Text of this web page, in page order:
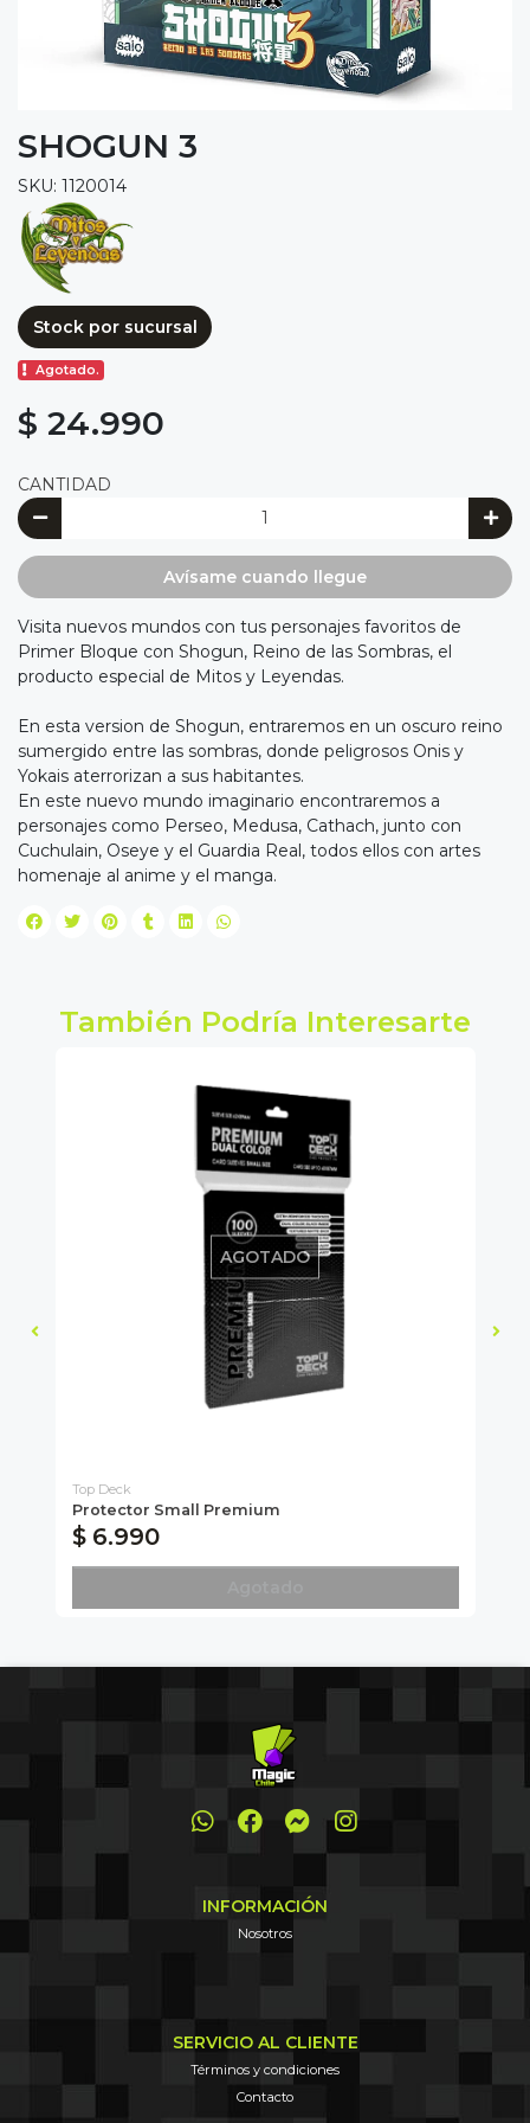
SHOGUN 3
SKU: 1120014
Stock por sucursal
Agotado.
$ 24.990
CANTIDAD
Avísame cuando llegue
Visita nuevos mundos con tus personajes favoritos de
Primer Bloque con Shogun, Reino de las Sombras, el
producto especial de Mitos y Leyendas.
En esta version de Shogun, entraremos en un oscuro reino
sumergido entre las sombras, donde peligrosos Onis y
Yokais aterrorizan a sus habitantes.
En este nuevo mundo imaginario encontraremos a
personajes como Perseo, Medusa, Cathach, junto con
Cuchulain, Oseye y el Guardia Real, todos ellos con artes
homenaje al anime y el manga.
También Podría Interesarte
AGOTADO
Top Deck
Protector Small Premium
$ 6.990
INFORMACIÓN
Nosotros
SERVICIO AL CLIENTE
Términos y condiciones
Contacto